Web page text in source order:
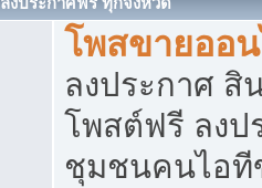
โพสขายออ
ลงประกาศ สิ
โพสต์ฟรี ลงป
ชุมชนคนไอที